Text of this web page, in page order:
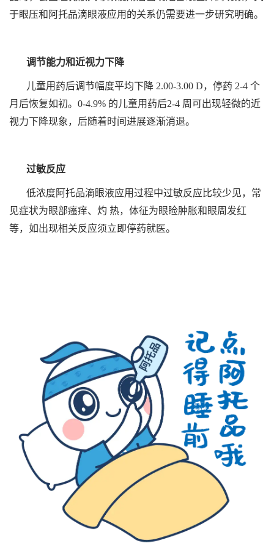
于眼压和阿托品滴眼液应用的关系仍需要进一步研究明确。
调节能力和近视力下降
儿童用药后调节幅度平均下降 2.00-3.00 D，停药 2-4 个
月后恢复如初。0-4.9% 的儿童用药后2-4 周可出现轻微的近
视力下降现象，后随着时间进展逐渐消退。
过敏反应
低浓度阿托品滴眼液应用过程中过敏反应比较少见，常
见症状为眼部瘙痒、灼 热，体征为眼睑肿胀和眼周发红
等，如出现相关反应须立即停药就医。